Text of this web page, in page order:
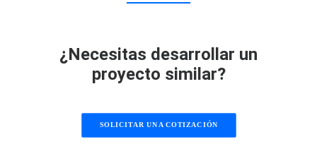
¿Necesitas desarrollar un
proyecto similar?
SOLICITAR UNA COTIZACIÓN